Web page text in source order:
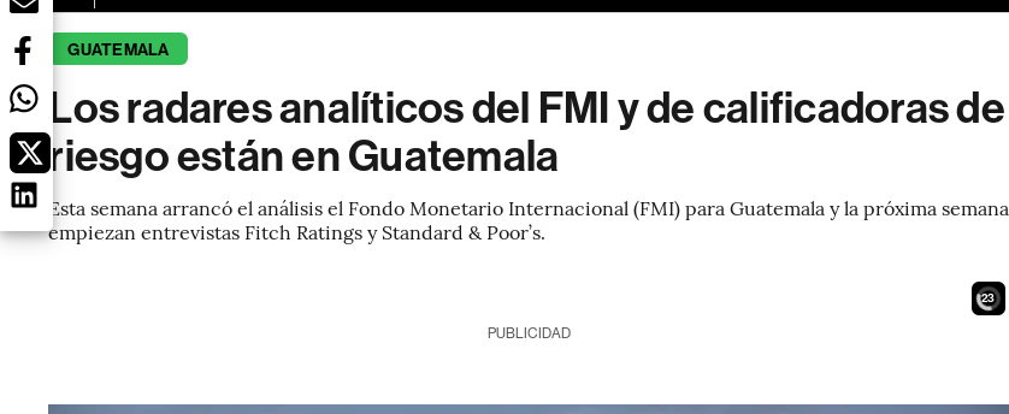
GUATEMALA
Los radares analíticos del FMI y de calificadoras de
riesgo están en Guatemala
Esta semana arrancó el análisis el Fondo Monetario Internacional (FMI) para Guatemala y la próxima semana
empiezan entrevistas Fitch Ratings y Standard & Poor’s.
21
PUBLICIDAD